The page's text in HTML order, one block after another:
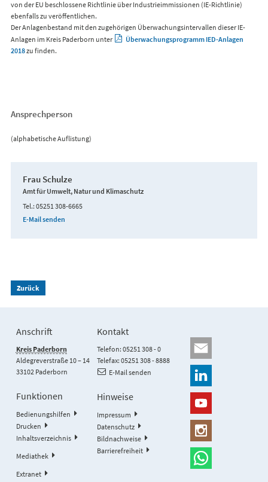
von der EU beschlossene Richtlinie über Industrieimmissionen (IE-Richtlinie)
ebenfalls zu veröffentlichen.
Der Anlagenbestand mit den zugehörigen Überwachungsintervallen dieser IE-
Anlagen im Kreis Paderborn unter
Überwachungsprogramm IED-Anlagen
2018zu finden.
Ansprechperson
(alphabetische Auflistung)
Frau Schulze
Amt für Umwelt, Natur und Klimaschutz
Tel. 05251 308-6665
E-Mail senden
Zurück
Anschrift
Kreis Paderborn
Aldegreverstraße 10 – 14
33102 Paderborn
Kontakt
Telefon: 05251 308 - 0
Telefax: 05251 308 - 8888
E-Mail senden
Funktionen
Bedienungshilfen
Drucken
Inhaltsverzeichnis
Mediathek
Extranet
Hinweise
Impressum
Datenschutz
Bildnachweise
Barrierefreiheit